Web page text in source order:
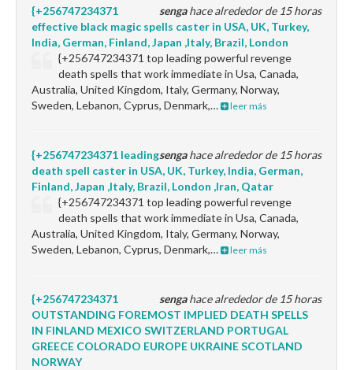
sengahace alrededor de 15 horas
{+256747234371
effective black magic spells caster in USA, UK, Turkey,
India, German, Finland, Japan ,Italy, Brazil, London
{+256747234371 top leading powerful revenge
death spells that work immediate in Usa, Canada,
Australia, United Kingdom, Italy, Germany, Norway,
Sweden, Lebanon, Cyprus, Denmark,…
leer más
sengahace alrededor de 15 horas
{+256747234371 leading
death spell caster in USA, UK, Turkey, India, German,
Finland, Japan ,Italy, Brazil, London ,Iran, Qatar
{+256747234371 top leading powerful revenge
death spells that work immediate in Usa, Canada,
Australia, United Kingdom, Italy, Germany, Norway,
Sweden, Lebanon, Cyprus, Denmark,…
leer más
sengahace alrededor de 15 horas
{+256747234371
OUTSTANDING FOREMOST IMPLIED DEATH SPELLS
IN FINLAND MEXICO SWITZERLAND PORTUGAL
GREECE COLORADO EUROPE UKRAINE SCOTLAND
NORWAY